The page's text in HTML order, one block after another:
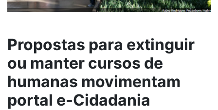
Propostas para extinguir
ou manter cursos de
humanas movimentam
portal e-Cidadania